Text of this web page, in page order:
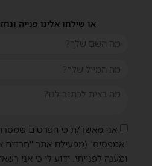
או שילחו אלינו פנייה
אני מאשר/ת כי הפרטים
"אמפסיס" (מפעילת אתר "חרדים
ומענה לפנייתי. ידוע לי כי אני